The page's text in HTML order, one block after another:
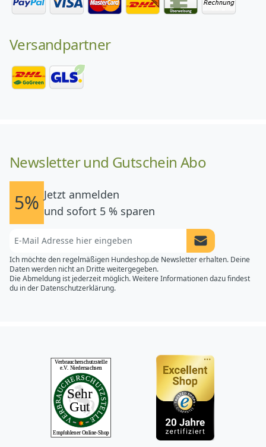
Versandpartner
Newsletter und Gutschein Abo
5% Jetzt anmelden
und sofort 5 % sparen
Newsletter
Ich möchte den regelmäßigen Hundeshop.de Newsletter erhalten. Deine
Daten werden nicht an Dritte weitergegeben.
Die Abmeldung ist jederzeit möglich. Weitere Informationen dazu findest
du in der Datenschutzerklärung.